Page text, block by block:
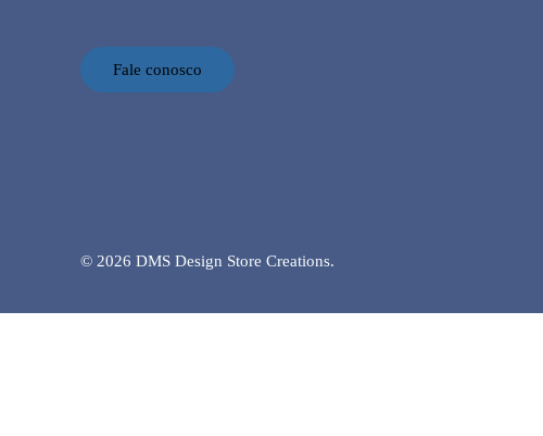
Fale conosco
© 2026 DMS Design Store Creations.